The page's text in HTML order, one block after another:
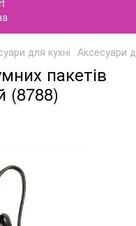
для кухні Аксесуари
пакетів
(8788)